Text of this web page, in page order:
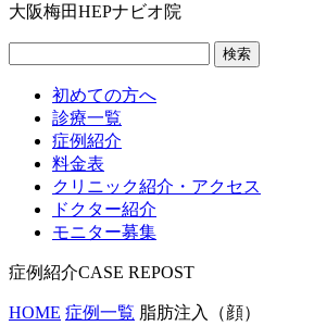
大阪梅田HEPナビオ院
検索
初めての方へ
診療一覧
症例紹介
料金表
クリニック紹介・アクセス
ドクター紹介
モニター募集
症例紹介
HOME 症例一覧 脂肪注入（顔）